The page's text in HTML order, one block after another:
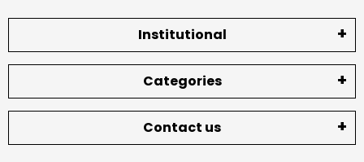
Institutional
Categories
Contact us